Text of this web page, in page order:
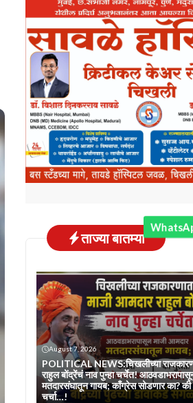
ताज्या बातम्या
August 7, 2026
POLITICAL NEWS:चिखलीच्या
राहुल बोंद्रेंचं नाव पुन्हा चर्चेत!
मतदारसंघातून गायब; काँग्रेस सोडणार का?
चर्चा…!